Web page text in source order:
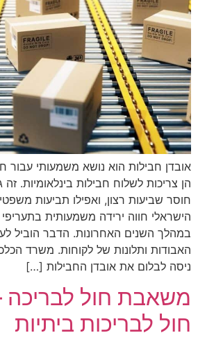
אובדן חבילות הוא נושא משמעותי עבור
הן צריכות לשלוח חבילות בינלאומיות.
חוסר שביעות רצון, ואפילו תביעות
הישראלי חווה ירידה משמעותית
במהלך השנים האחרונות. הדבר הוביל
האבודות ותלונות של לקוחות. משרד
ניסה לבלום את אובדן החבילות […]
משאבת חול
חול לבריכות ביתיות